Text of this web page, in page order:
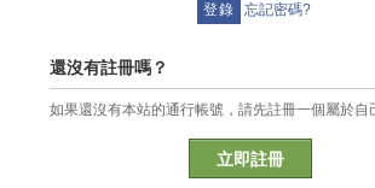
忘記密碼?
還沒有註冊嗎？
如果還沒有本站的通行帳號，請先註冊一個屬於自
立即註冊